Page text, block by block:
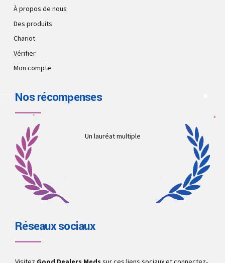
À propos de nous
Des produits
Chariot
Vérifier
Mon compte
Nos récompenses
Un lauréat multiple
Réseaux sociaux